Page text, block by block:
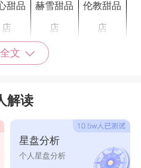
甜品
店
赫雪甜品
店
伦教甜品
店
甜品 倍爱甜品
四个字
玛琪 幸福洋果 奶油童话
奇诺 下午茶坊 爱之蜜码
文
解读
星盘分析
个人星盘分析